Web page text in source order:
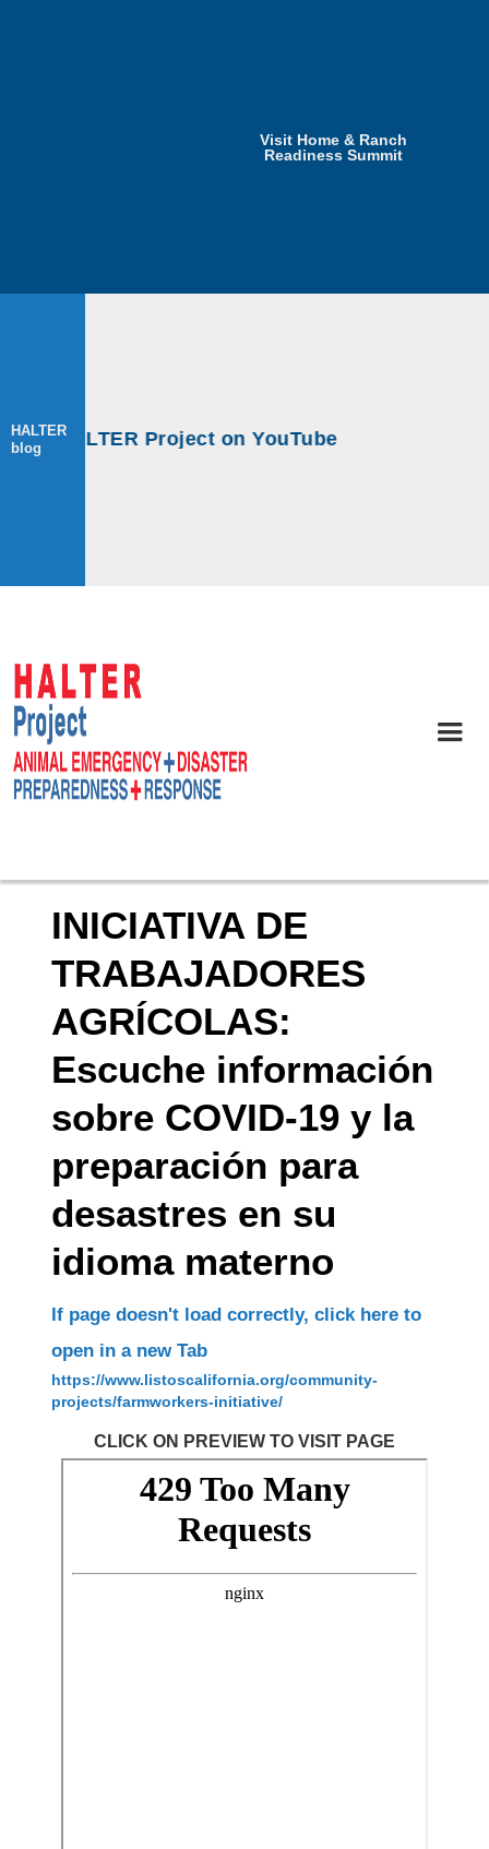
Visit Home & Ranch
Readiness Summit
INICIATIVA DE
TRABAJADORES
AGRÍCOLAS:
Escuche información
sobre COVID-19 y la
preparación para
desastres en su
idioma materno
If page doesn't load correctly, click here to
open in a new Tab
https://www.listoscalifornia.org/community-
projects/farmworkers-initiative/
CLICK ON PREVIEW TO VISIT PAGE
HALTER
blog
HALTER Project on YouTube